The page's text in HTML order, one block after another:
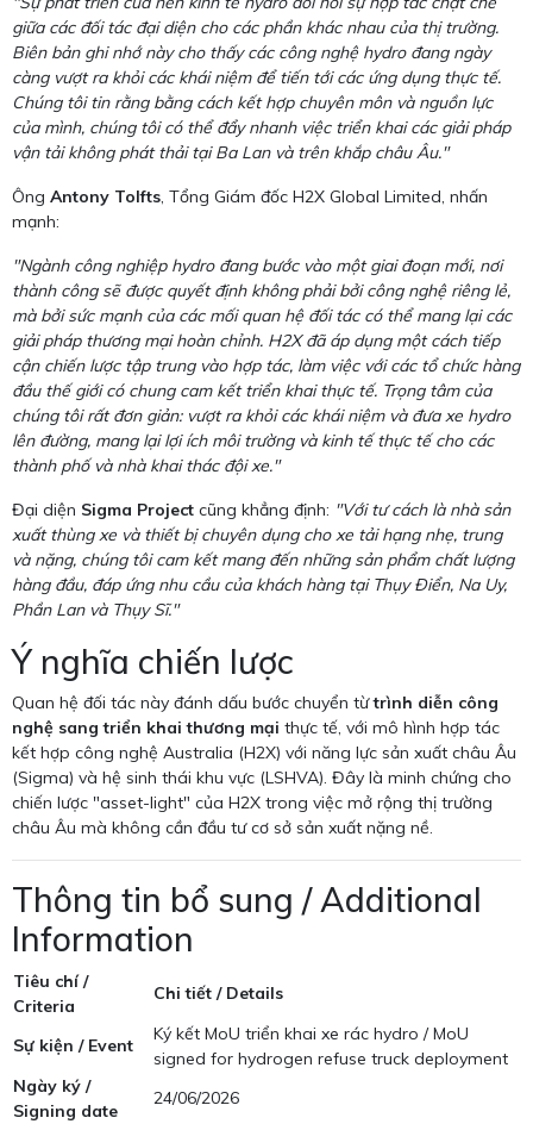
giữa các đối tác đại diện cho các phần khác nhau của thị trường.
Biên bản ghi nhớ này cho thấy các công nghệ hydro đang ngày
càng vượt ra khỏi các khái niệm để tiến tới các ứng dụng thực tế.
Chúng tôi tin rằng bằng cách kết hợp chuyên môn và nguồn lực
của mình, chúng tôi có thể đẩy nhanh việc triển khai các giải pháp
vận tải không phát thải tại Ba Lan và trên khắp châu Âu."
Ông Antony Tolfts, Tổng Giám đốc H2X Global Limited, nhấn
mạnh:
"Ngành công nghiệp hydro đang bước vào một giai đoạn mới, nơi
thành công sẽ được quyết định không phải bởi công nghệ riêng lẻ,
mà bởi sức mạnh của các mối quan hệ đối tác có thể mang lại các
giải pháp thương mại hoàn chỉnh. H2X đã áp dụng một cách tiếp
cận chiến lược tập trung vào hợp tác, làm việc với các tổ chức hàng
đầu thế giới có chung cam kết triển khai thực tế. Trọng tâm của
chúng tôi rất đơn giản: vượt ra khỏi các khái niệm và đưa xe hydro
lên đường, mang lại lợi ích môi trường và kinh tế thực tế cho các
thành phố và nhà khai thác đội xe."
Đại diện Sigma Project cũng khẳng định: "Với tư cách là nhà sản
xuất thùng xe và thiết bị chuyên dụng cho xe tải hạng nhẹ, trung
và nặng, chúng tôi cam kết mang đến những sản phẩm chất lượng
hàng đầu, đáp ứng nhu cầu của khách hàng tại Thụy Điển, Na Uy,
Phần Lan và Thụy Sĩ."
Ý nghĩa chiến lược
Quan hệ đối tác này đánh dấu bước chuyển từtrình diễn công
nghệ sang triển khai thương mại thực tế, với mô hình hợp tác
kết hợp công nghệ Australia (H2X) với năng lực sản xuất châu Âu
(Sigma) và hệ sinh thái khu vực (LSHVA). Đây là minh chứng cho
chiến lược "asset-light" của H2X trong việc mở rộng thị trường
châu Âu mà không cần đầu tư cơ sở sản xuất nặng nề.
Thông tin bổ sung / Additional
Information
Tiêu chí /
Criteria
Chi tiết / Details
Sự kiện / Event
Ký kết MoU triển khai xe rác hydro / MoU
signed for hydrogen refuse truck deployment
Ngày ký /
Signing date
24/06/2026